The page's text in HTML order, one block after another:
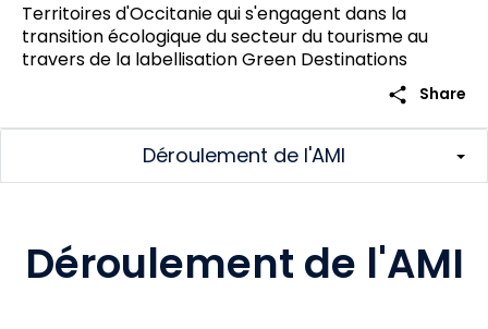
Territoires d'Occitanie qui s'engagent dans la
transition écologique du secteur du tourisme au
travers de la labellisation Green Destinations
share Share
Déroulement de l'AMI
Déroulement de l'AMI